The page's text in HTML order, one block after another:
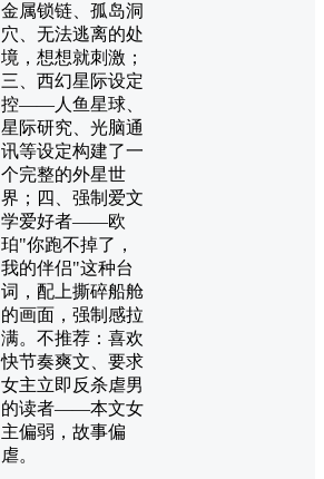
金属锁链、孤岛洞
穴、无法逃离的处
境，想想就刺激；
三、西幻星际设定
控——人鱼星球、
星际研究、光脑通
讯等设定构建了一
个完整的外星世
界；四、强制爱文
学爱好者——欧
珀"你跑不掉了，
我的伴侣"这种台
词，配上撕碎船舱
的画面，强制感拉
满。不推荐：喜欢
快节奏爽文、要求
女主立即反杀虐男
的读者——本文女
主偏弱，故事偏
虐。